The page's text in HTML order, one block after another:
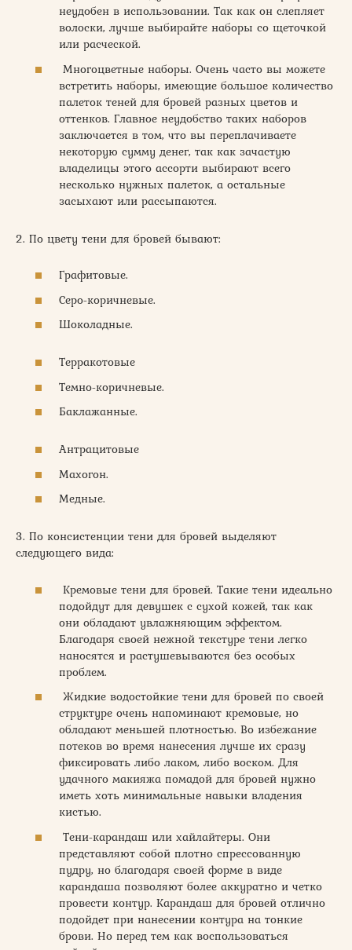
неудобен в использовании. Так как он слепляет
волоски, лучше выбирайте наборы со щеточкой
или расческой.
Многоцветные наборы. Очень часто вы можете
встретить наборы, имеющие большое количество
палеток теней для бровей разных цветов и
оттенков. Главное неудобство таких наборов
заключается в том, что вы переплачиваете
некоторую сумму денег, так как зачастую
владелицы этого ассорти выбирают всего
несколько нужных палеток, а остальные
засыхают или рассыпаются.
2. По цвету тени для бровей бывают:
Графитовые.
Серо-коричневые.
Шоколадные.
Терракотовые
Темно-коричневые.
Баклажанные.
Антрацитовые
Махогон.
Медные.
3. По консистенции тени для бровей выделяют
следующего вида:
Кремовые тени для бровей. Такие тени идеально
подойдут для девушек с сухой кожей, так как
они обладают увлажняющим эффектом.
Благодаря своей нежной текстуре тени легко
наносятся и растушевываются без особых
проблем.
Жидкие водостойкие тени для бровей по своей
структуре очень напоминают кремовые, но
обладают меньшей плотностью. Во избежание
потеков во время нанесения лучше их сразу
фиксировать либо лаком, либо воском. Для
удачного макияжа помадой для бровей нужно
иметь хоть минимальные навыки владения
кистью.
Тени-карандаш или хайлайтеры. Они
представляют собой плотно спрессованную
пудру, но благодаря своей форме в виде
карандаша позволяют более аккуратно и четко
провести контур. Карандаш для бровей отлично
подойдет при нанесении контура на тонкие
брови. Но перед тем как воспользоваться